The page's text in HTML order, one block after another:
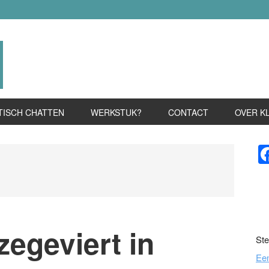
CHATTEN WERKSTUK? CONTACT OVER
in